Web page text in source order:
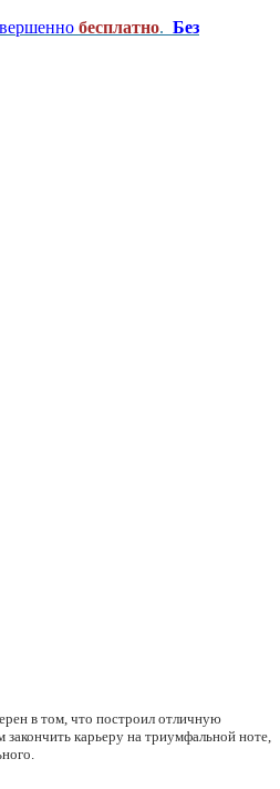
бесплатно. Без
в том, что построил отличную
карьеру на триумфальной ноте,